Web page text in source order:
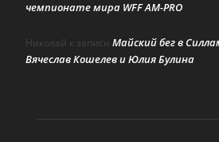
чемпионате мира WFF AM-PRO
Николай к записи Майский бег в
Вячеслав Кошелев и Юлия Булина